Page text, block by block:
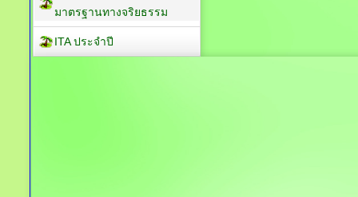
มาตรฐานทางจริยธรรม
ITA ประจำปี